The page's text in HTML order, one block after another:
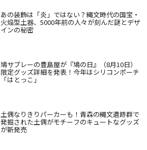
あの装飾は「炎」ではない？縄文時代の国宝・
火焔型土器、5000年前の人々が刻んだ謎とデザ
インの秘密
鳩サブレーの豊島屋が『鳩の日』（8月10日）
限定グッズ詳細を発表！今年はシリコンポーチ
「はとっこ」
土偶なりきりパーカーも！青森の縄文遺跡群で
発掘された土偶がモチーフのキュートなグッズ
が新発売